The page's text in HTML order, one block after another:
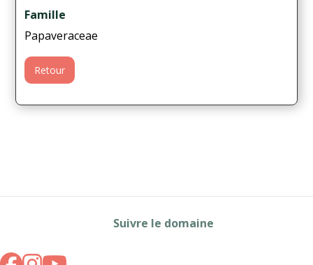
Famille
Papaveraceae
Retour
Suivre le domaine